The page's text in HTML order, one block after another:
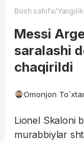
Bosh sahifa/
Messi
saralashi
chaqirildi
Omonjon
Lionel Skaloni
murabbiylar